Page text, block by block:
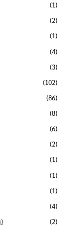
(1)
(2)
(1)
(4)
(3)
(102)
(86)
(8)
(6)
(2)
(1)
(1)
(1)
(4)
(2)